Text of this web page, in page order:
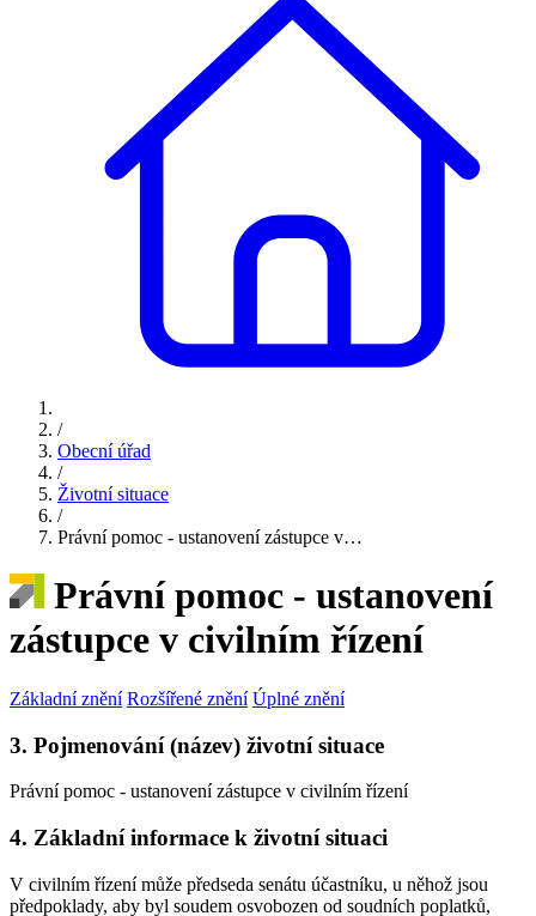
/
Obecní úřad
/
Životní situace
/
Právní pomoc - ustanovení zástupce v…
Právní pomoc - ustanovení
zástupce v civilním řízení
Základní znění Rozšířené znění Úplné znění
3. Pojmenování (název) životní situace
Právní pomoc - ustanovení zástupce v civilním řízení
4. Základní informace k životní situaci
V civilním řízení může předseda senátu účastníku, u něhož jsou
předpoklady, aby byl soudem osvobozen od soudních poplatků,